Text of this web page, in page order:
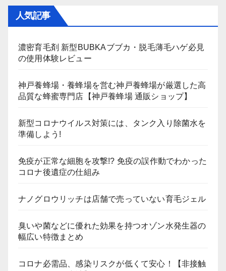
人気記事
濃密育毛剤 新型BUBKAブブカ・脱毛薄毛ハゲ必見
の使用体験レビュー
神戸養蜂場・養蜂場を営む神戸養蜂場が厳選した高
品質な蜂蜜専門店【神戸養蜂場 通販ショップ】
新型コロナウイルス対策には、タンク入り除菌水を
準備しよう!
免疫が正常な細胞を攻撃!? 免疫の誤作動でわかった
コロナ後遺症の仕組み
ナノグロウリッチは店舗で売っていない育毛ジェル
臭いや菌などに優れた効果を持つオゾン水発生器の
幅広い特徴まとめ
コロナ必需品、感染リスクが低くて安心！【非接触